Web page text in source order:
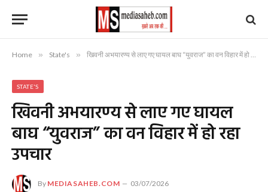
Home » State's » खिवनी अभयारण्य से लाए गए घायल बाघ “युवराज” का वन विहार में हो रहा उपचार
STATE'S
खिवनी अभयारण्य से लाए गए घायल
बाघ “युवराज” का वन विहार में हो रहा
उपचार
By MEDIASAHEB.COM 03/07/2026